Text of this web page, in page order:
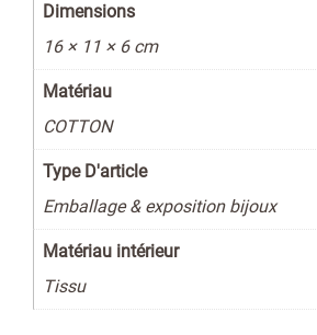
Dimensions
16 × 11 × 6 cm
Matériau
COTTON
Type D'article
Emballage & exposition bijoux
Matériau intérieur
Tissu